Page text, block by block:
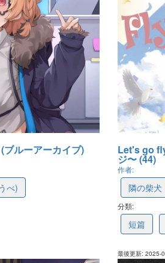
ルーアーカイブ)
べ)
Let's go
ジ〜 (44)
作者:
隣の柴犬
分類:
短篇
最後更新: 2025-